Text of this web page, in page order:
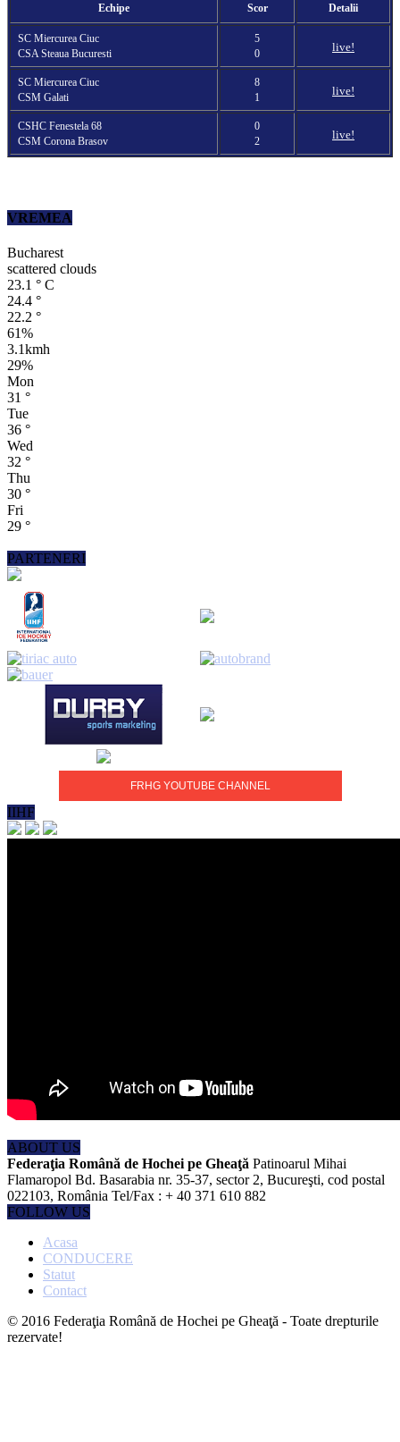
Echipe Scor Detalii
SC Miercurea Ciuc
CSA Steaua Bucuresti
5
0
live!
SC Miercurea Ciuc
CSM Galati
8
1
live!
CSHC Fenestela 68
CSM Corona Brasov
0
2
live!
VREMEA
Bucharest
scattered clouds
23.1 ° C
24.4 °
22.2 °
61%
3.1kmh
29%
Mon
31 °
Tue
36 °
Wed
32 °
Thu
30 °
Fri
29 °
PARTENERI
FRHG YOUTUBE CHANNEL
IIHF
ABOUT US
Federaţia Română de Hochei pe Gheaţă Patinoarul Mihai
Flamaropol Bd. Basarabia nr. 35-37, sector 2, Bucureşti, cod postal
022103, România Tel/Fax : + 40 371 610 882
FOLLOW US
Acasa
CONDUCERE
Statut
Contact
© 2016 Federaţia Română de Hochei pe Gheaţă - Toate drepturile
rezervate!